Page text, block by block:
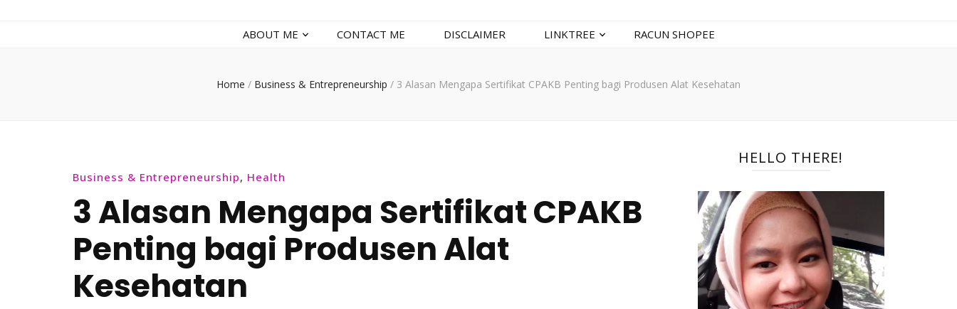
ABOUT ME CONTACT ME DISCLAIMER LINKTREE RACUN SHOPEE
Home / Business & Entrepreneurship / 3 Alasan Mengapa Sertifikat CPAKB Penting bagi Produsen Alat Kesehatan
Business & Entrepreneurship, Health
3 Alasan Mengapa Sertifikat CPAKB
Penting bagi Produsen Alat
Kesehatan
HELLO THERE!